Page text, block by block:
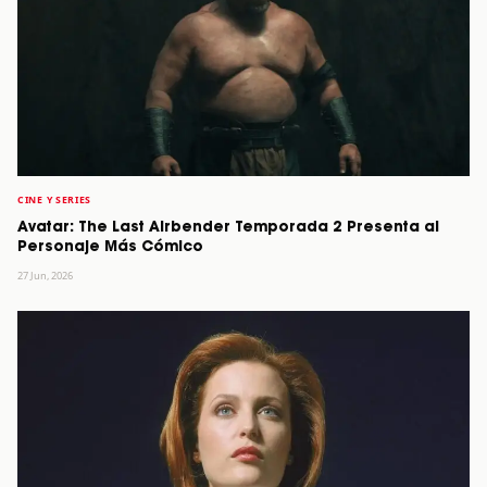
CINE Y SERIES
Avatar: The Last Airbender Temporada 2 Presenta al
Personaje Más Cómico
27 Jun, 2026